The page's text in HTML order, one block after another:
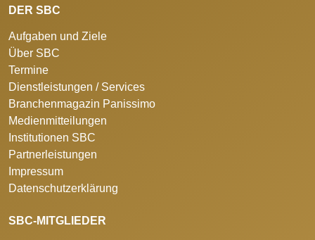
DER SBC
Aufgaben und Ziele
Über SBC
Termine
Dienstleistungen / Services
Branchenmagazin Panissimo
Medienmitteilungen
Institutionen SBC
Partnerleistungen
Impressum
Datenschutzerklärung
SBC-MITGLIEDER